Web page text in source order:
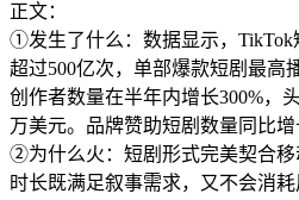
正文：
①发生了什么：数据显示，TikTok
超过500亿次，单部爆款短剧最高
创作者数量在半年内增长300%，
万美元。品牌赞助短剧数量同比增
②为什么火：短剧形式完美契合移
时长既满足叙事需求，又不会消